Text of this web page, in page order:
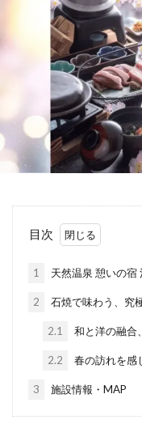
目次
1 天然温泉 憩いの宿
2 石焼で味わう、究
2.1 和と洋の融合
2.2 春の訪れを感
3 施設情報・MAP